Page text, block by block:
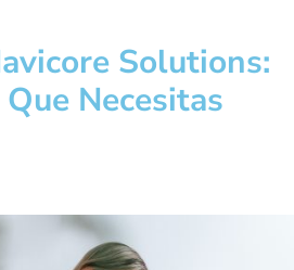
Solutions:
Necesitas